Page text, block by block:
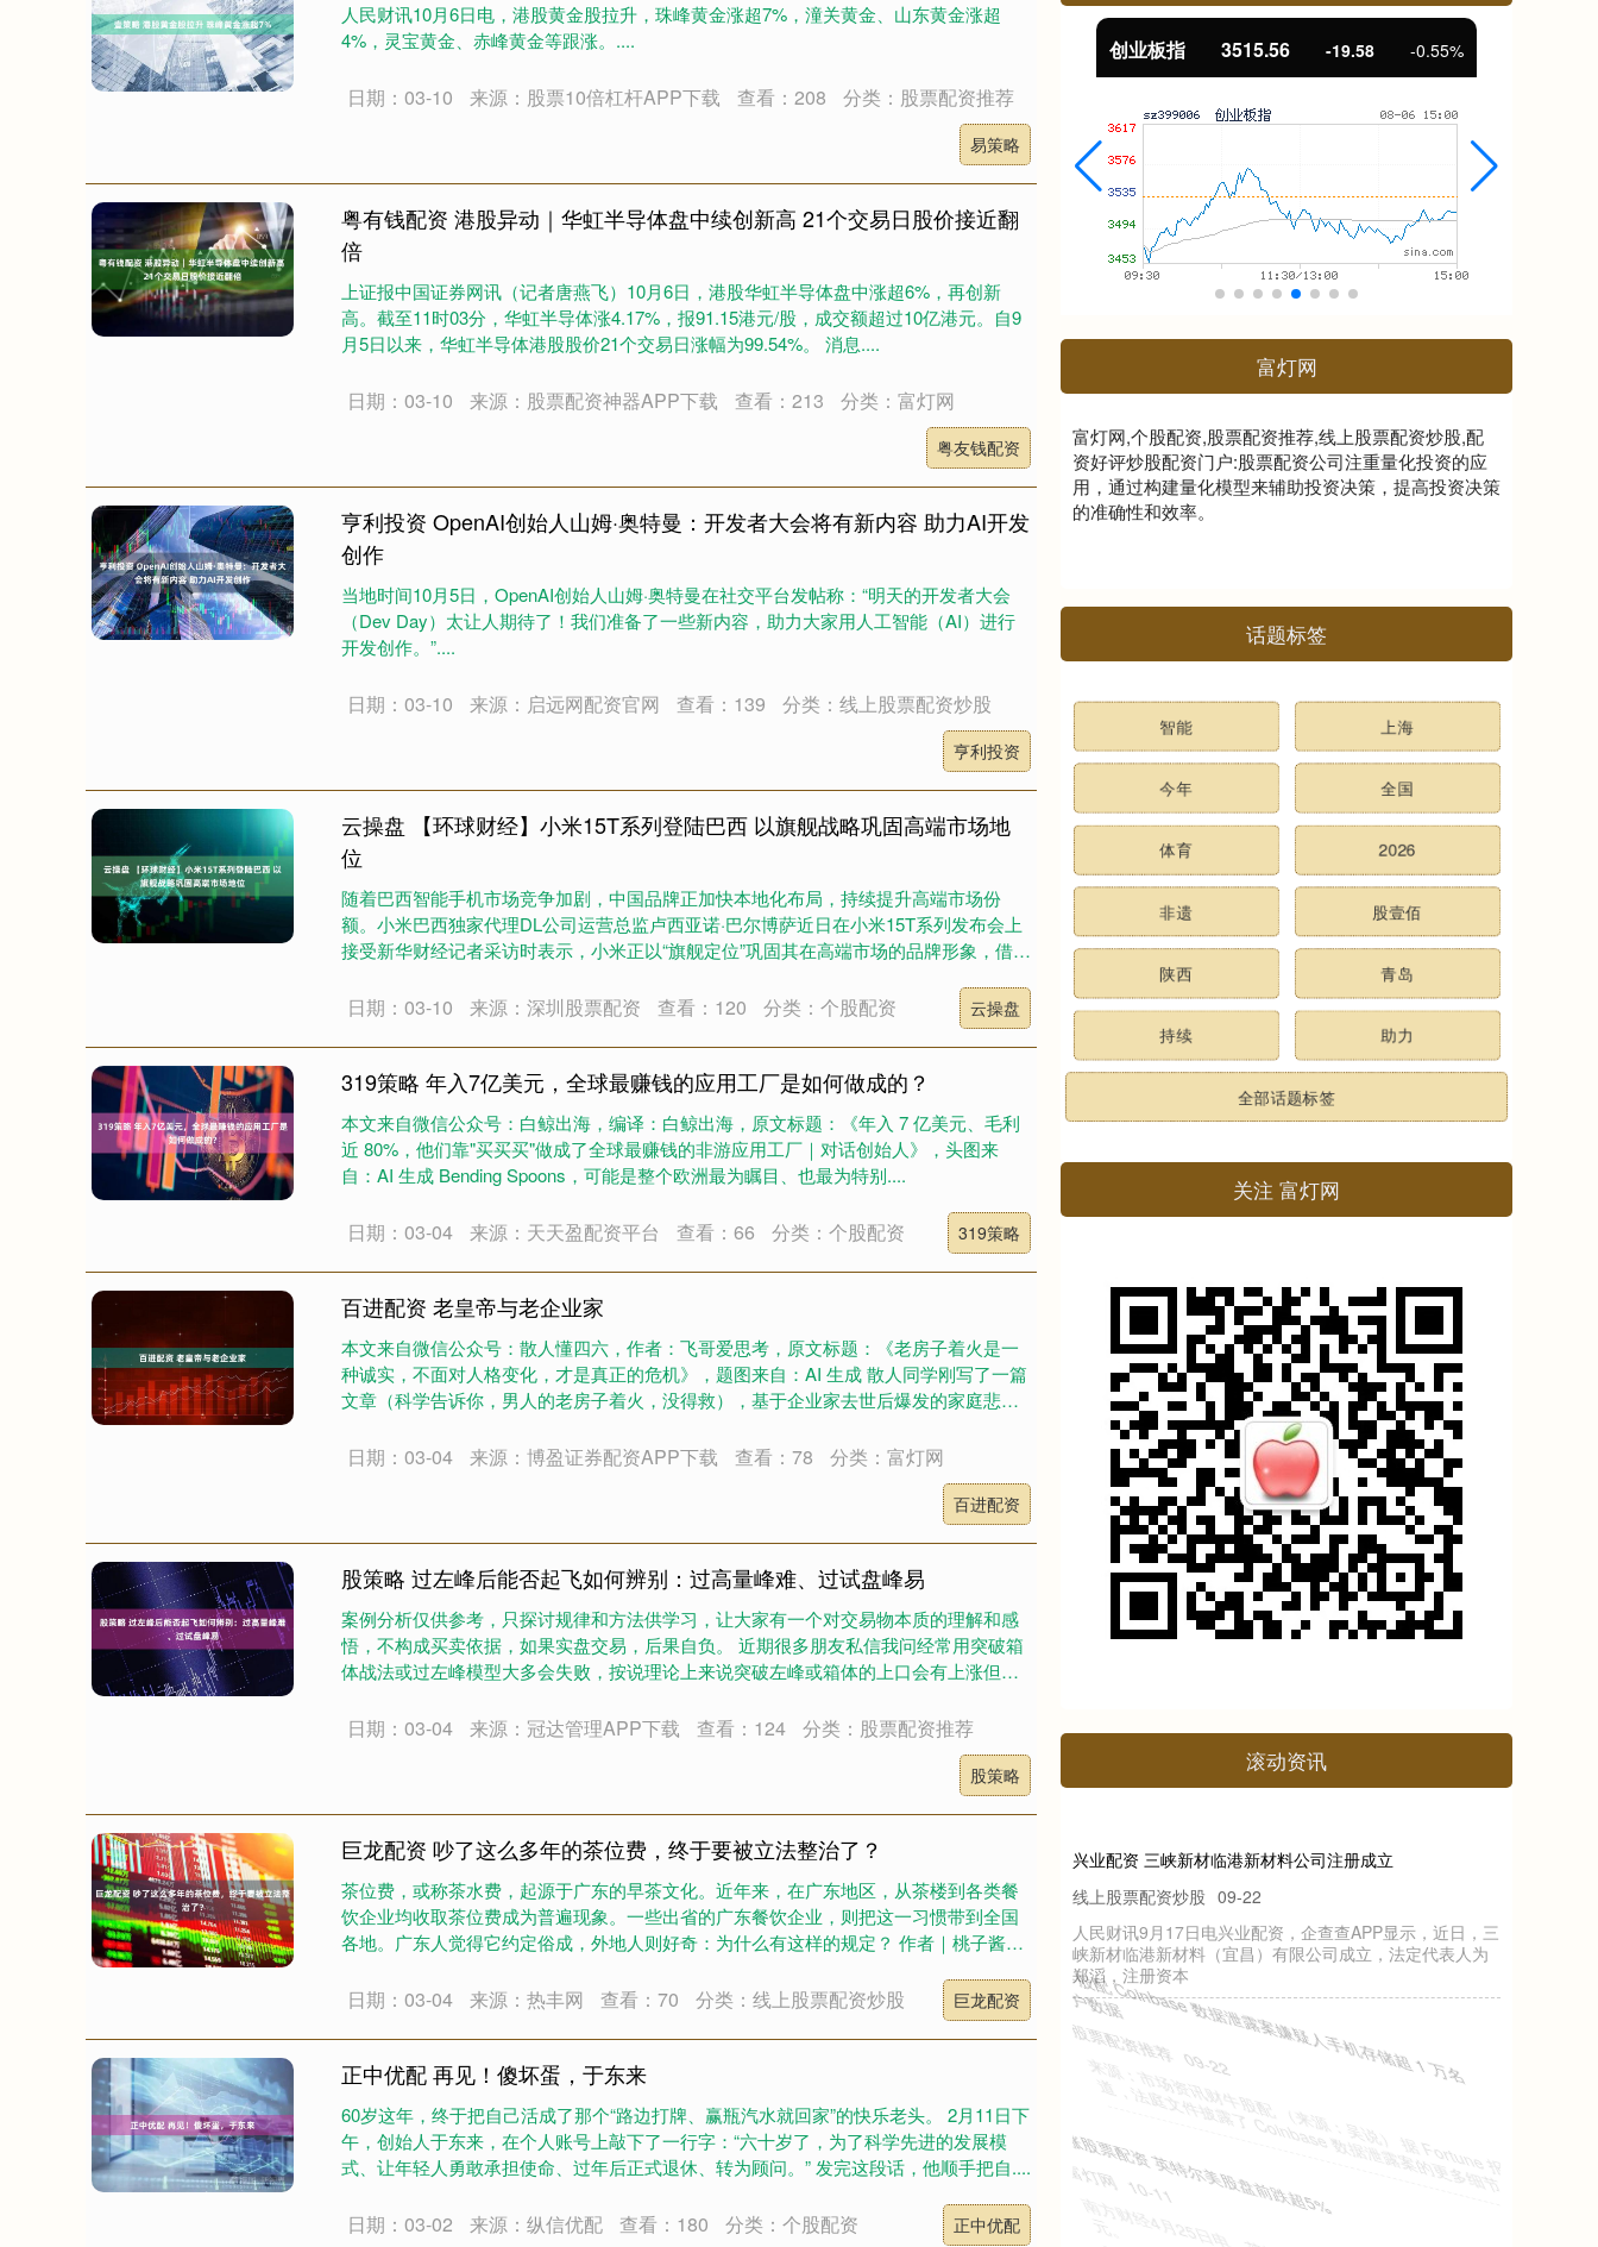
人民财讯10月6日电，港股黄金股拉升，珠峰黄金涨超7%，潼关黄金、山东黄金涨超
4%，灵宝黄金、赤峰黄金等跟涨。....
日期：03-10 来源：股票10倍杠杆APP下载 查看：208 分类：股票配资推荐
易策略
粤有钱配资 港股异动｜华虹半导体盘中续创新高 21个交易日股价接近翻
倍
上证报中国证券网讯（记者唐燕飞）10月6日，港股华虹半导体盘中涨超6%，再创新
高。截至11时03分，华虹半导体涨4.17%，报91.15港元/股，成交额超过10亿港元。自9
月5日以来，华虹半导体港股股价21个交易日涨幅为99.54%。 消息....
日期：03-10 来源：股票配资神器APP下载 查看：213 分类：富灯网
粤友钱配资
亨利投资 OpenAI创始人山姆·奥特曼：开发者大会将有新内容 助力AI开发
创作
当地时间10月5日，OpenAI创始人山姆·奥特曼在社交平台发帖称：“明天的开发者大会
（Dev Day）太让人期待了！我们准备了一些新内容，助力大家用人工智能（AI）进行
开发创作。”....
日期：03-10 来源：启远网配资官网 查看：139 分类：线上股票配资炒股
亨利投资
云操盘 【环球财经】小米15T系列登陆巴西 以旗舰战略巩固高端市场地
位
随着巴西智能手机市场竞争加剧，中国品牌正加快本地化布局，持续提升高端市场份
额。小米巴西独家代理DL公司运营总监卢西亚诺·巴尔博萨近日在小米15T系列发布会上
接受新华财经记者采访时表示，小米正以“旗舰定位”巩固其在高端市场的品牌形象，借助
日期：03-10 来源：深圳股票配资 查看：120 分类：个股配资 云操盘
319策略 年入7亿美元，全球最赚钱的应用工厂是如何做成的？
本文来自微信公众号：白鲸出海，编译：白鲸出海，原文标题：《年入 7 亿美元、毛利
近 80%，他们靠"买买买"做成了全球最赚钱的非游应用工厂｜对话创始人》，头图来
自：AI 生成 Bending Spoons，可能是整个欧洲最为瞩目、也最为特别....
日期：03-04 来源：天天盈配资平台 查看：66 分类：个股配资 319策略
百进配资 老皇帝与老企业家
本文来自微信公众号：散人懂四六，作者：飞哥爱思考，原文标题：《老房子着火是一
种诚实，不面对人格变化，才是真正的危机》，题图来自：AI 生成 散人同学刚写了一篇
文章（科学告诉你，男人的老房子着火，没得救），基于企业家去世后爆发的家庭悲
日期：03-04 来源：博盈证券配资APP下载 查看：78 分类：富灯网
百进配资
股策略 过左峰后能否起飞如何辨别：过高量峰难、过试盘峰易
案例分析仅供参考，只探讨规律和方法供学习，让大家有一个对交易物本质的理解和感
悟，不构成买卖依据，如果实盘交易，后果自负。 近期很多朋友私信我问经常用突破箱
体战法或过左峰模型大多会失败，按说理论上来说突破左峰或箱体的上口会有上涨但是
日期：03-04 来源：冠达管理APP下载 查看：124 分类：股票配资推荐
股策略
巨龙配资 吵了这么多年的茶位费，终于要被立法整治了？
茶位费，或称茶水费，起源于广东的早茶文化。近年来，在广东地区，从茶楼到各类餐
饮企业均收取茶位费成为普遍现象。一些出省的广东餐饮企业，则把这一习惯带到全国
各地。广东人觉得它约定俗成，外地人则好奇：为什么有这样的规定？ 作者｜桃子酱编
日期：03-04 来源：热丰网 查看：70 分类：线上股票配资炒股 巨龙配资
正中优配 再见！傻坏蛋，于东来
60岁这年，终于把自己活成了那个“路边打牌、赢瓶汽水就回家”的快乐老头。 2月11日下
午，创始人于东来，在个人账号上敲下了一行字：“六十岁了，为了科学先进的发展模
式、让年轻人勇敢承担使命、过年后正式退休、转为顾问。” 发完这段话，他顺手把自....
日期：03-02 来源：纵信优配 查看：180 分类：个股配资 正中优配
-0.15% 北证50 1122.88 3.42 0.30% 基金指数 7229.80 -1.63 -0.02%
富灯网
富灯网,个股配资,股票配资推荐,线上股票配资炒股,配
资好评炒股配资门户:股票配资公司注重量化投资的应
用，通过构建量化模型来辅助投资决策，提高投资决策
的准确性和效率。
话题标签
智能 上海
今年 全国
体育 2026
非遗 股壹佰
陕西 青岛
持续 助力
全部话题标签
关注 富灯网
滚动资讯
兴业配资 三峡新材临港新材料公司注册成立
线上股票配资炒股 09-22
人民财讯9月17日电兴业配资，企查查APP显示，近日，三
峡新材临港新材料（宜昌）有限公司成立，法定代表人为
郑滔，注册资本
财牛股配 Coinbase 数据泄露案嫌疑人手机存储超 1 万名
客户数据
股票配资推荐
09-22
来源：市场资讯财牛股配 （来源：吴说） 据 Fortune 报
道，法庭文件披露了 Coinbase 数据泄露案的更多细节
红涨股票配资 英特尔美股盘前跌超5%
富灯网
10-11